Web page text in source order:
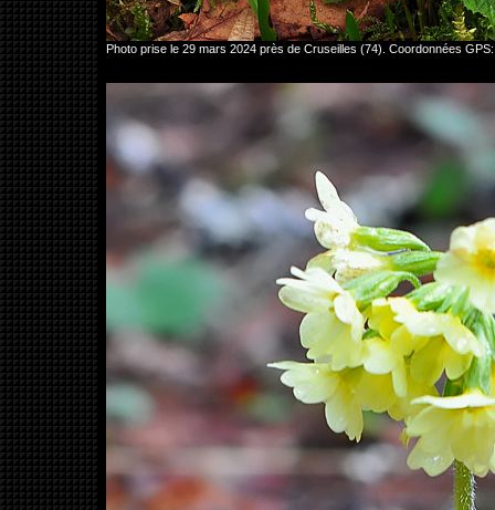
Photo prise le 29 mars 2024 près de Cruseilles (74). Coordonnées